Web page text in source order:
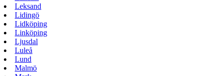
Leksand
Lidingö
Lidköping
Linköping
Ljusdal
Luleå
Lund
Malmö